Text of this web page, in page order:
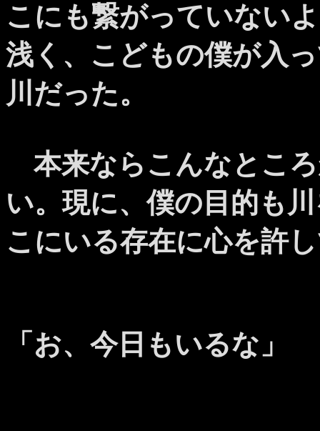
こにも繋がっていない
浅く、こどもの僕が入
川だった。
本来ならこんなとこ
い。現に、僕の目的も
こにいる存在に心を許
「お、今日もいるな」